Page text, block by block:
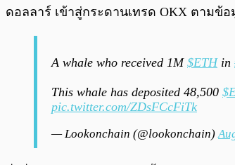
ดอลลาร์ เข้าสู่กระดานเทรด OKX ตามข้
A whale who received 1M $ETHin
This whale has deposited 48,500
pic.twitter.com/ZDsFCcFiTk
— Lookonchain (@lookonchain)